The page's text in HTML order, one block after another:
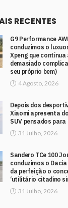
RECENTES
G9 Performance
conduzimos o
Xpeng que continua
demasiado
seu próprio bem)
4 Agosto, 2026
Depois dos
Xiaomi apresenta
SUV pensados
31 Julho, 2026
Sandero TCe 100
conduzimos o
da perfeição o
‘utilitário citadino
31 Julho, 2026